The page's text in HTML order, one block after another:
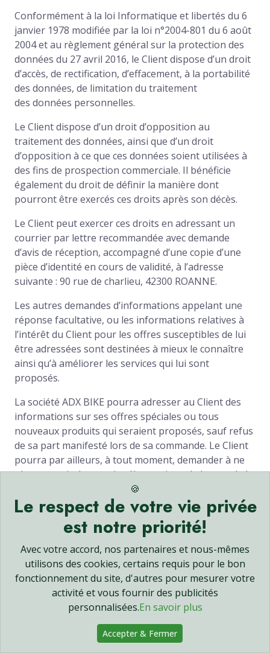
Conformément à la loi Informatique et libertés du 6
janvier 1978 modifiée par la loi n°2004-801 du 6 août
2004 et au règlement général sur la protection des
données du 27 avril 2016, le Client dispose d’un droit
d’accès, de rectification, d’effacement, à la portabilité
des données, de limitation du traitement
des données personnelles.
Le Client dispose d’un droit d’opposition au
traitement des données, ainsi que d’un droit
d’opposition à ce que ces données soient utilisées à
des fins de prospection commerciale. Il bénéficie
également du droit de définir la manière dont
pourront être exercés ces droits après son décès.
Le Client peut exercer ces droits en adressant un
courrier par lettre recommandée avec demande
d’avis de réception, accompagné d’une copie d’une
pièce d’identité en cours de validité, à l’adresse
suivante : 90 rue de charlieu, 42300 ROANNE.
Les autres demandes d’informations appelant une
réponse facultative, ou les informations relatives à
l’intérêt du Client pour les offres susceptibles de lui
être adressées sont destinées à mieux le connaître
ainsi qu’à améliorer les services qui lui sont
proposés.
La société ADX BIKE pourra adresser au Client des
informations sur ses offres spéciales ou tous
nouveaux produits qui seraient proposés, sauf refus
de sa part manifesté lors de sa commande. Le Client
pourra par ailleurs, à tout moment, demander à ne
plus recevoir de courrier électronique de la part de la
Le Client est par ailleurs informé que lors de sa
navigation sur le Site, celui-ci implante un cookie
Le cookie est un fichier texte sauvegardé sur
l’ordinateur ou le téléphone portable du Client, et qui
stocke des informations relatives à la navigation du
Client sur le site (pages consultées, date et heure de
la consultation, etc.) et des informations saisies par
le Client durant sa visite (telles que nom, prénom et
🍪
Le respect de votre vie privée
est notre priorité!
Avec votre accord, nos partenaires et nous-mêmes
utilisons des cookies, certains requis pour le bon
fonctionnement du site, d'autres pour mesurer votre
activité et vous fournir des publicités
personnalisées.En savoir plus
Accepter & Fermer